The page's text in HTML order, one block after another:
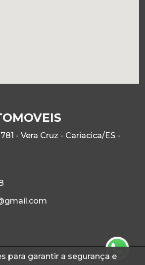
para garantir a segurança e
- Vera Cruz - Cariacica/ES -
Todos os direitos reservados.